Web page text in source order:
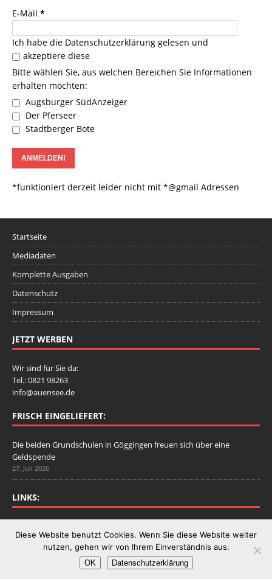
E-Mail *
Ich habe die Datenschutzerklärung gelesen und
akzeptiere diese
Bitte wählen Sie, aus welchen Bereichen Sie Informationen
erhalten möchten:
Augsburger SüdAnzeiger
Der Pferseer
Stadtberger Bote
*funktioniert derzeit leider nicht mit *@gmail Adressen
Startseite
Mediadaten
Komplette Ausgaben
Datenschutz
Impressum
JETZT WERBEN
Wir sind für Sie da:
Tel.: 0821 98263
info@auensee.de
FRISCH EINGELIEFERT:
Die beiden Grundschulen in Göggingen freuen sich über eine
Geldspende
27. Juli 2026
LINKS:
Diese Website benutzt Cookies. Wenn Sie diese Website weiter
nutzen, gehen wir von Ihrem Einverständnis aus.
OK Datenschutzerklärung